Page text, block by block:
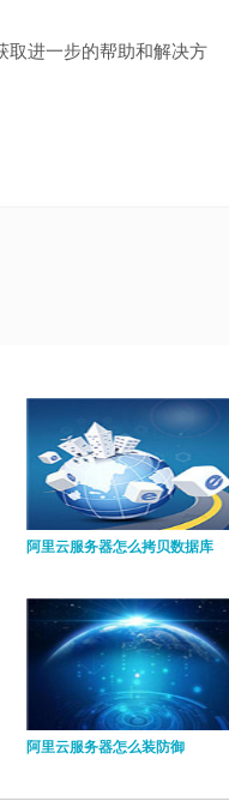
取进一步的帮助和解决方
阿里云服务器怎么拷贝数据库
阿里云服务器怎么装防御